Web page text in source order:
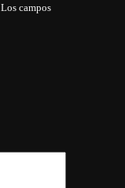
Los campos